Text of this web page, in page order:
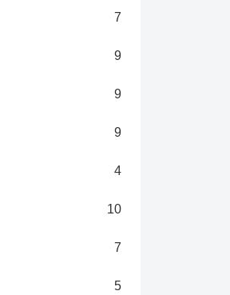
7
9
9
9
4
10
7
5